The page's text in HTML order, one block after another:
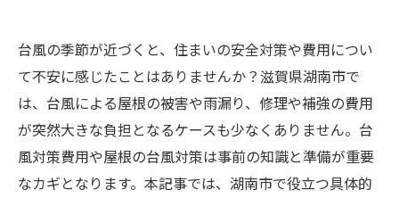
台風の季節が近づくと、住まいの安全対策や費用につい
て不安に感じたことはありませんか？滋賀県湖南市で
は、台風による屋根の被害や雨漏り、修理や補強の費用
が突然大きな負担となるケースも少なくありません。台
風対策費用や屋根の台風対策は事前の知識と準備が重要
なカギとなります。本記事では、湖南市で役立つ具体的